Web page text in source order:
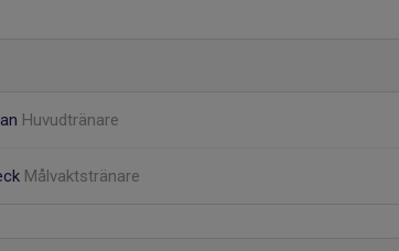
Huvudtränare
Målvaktstränare